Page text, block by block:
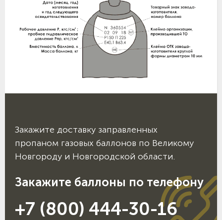
Закажите доставку заправленных
пропаном газовых баллонов по Великому
Новгороду и Новгородской области.
Закажите баллоны по телефону
+7 (800) 444-30-16